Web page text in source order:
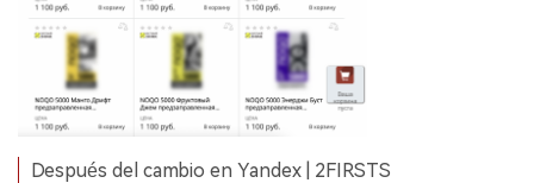
Después del cambio en Yandex | 2FIRSTS